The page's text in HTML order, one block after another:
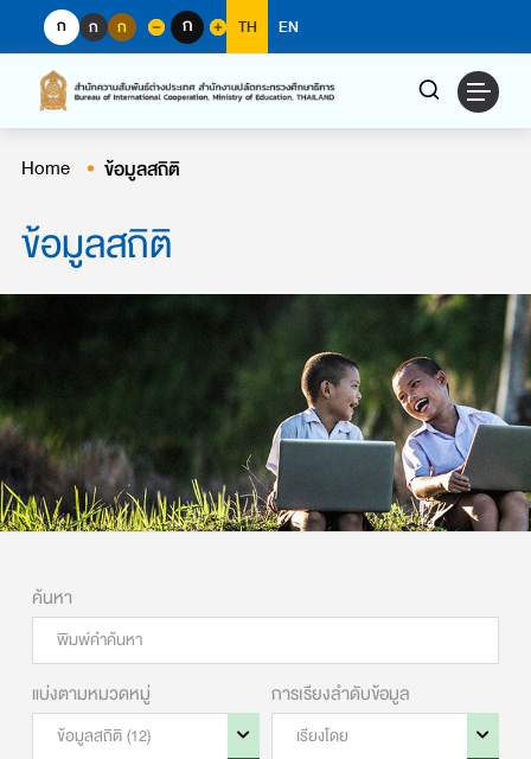
content
ก ก ก ก TH EN
Home ข้อมูลสถิติ
ข้อมูลสถิติ